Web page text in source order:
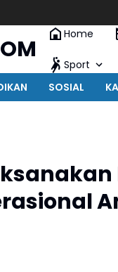
Home
Sport
SOSIAL